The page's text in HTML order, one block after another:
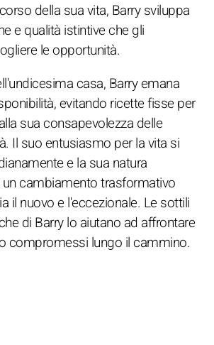
della sua vita, Barry sviluppa
e qualità istintive che gli
le opportunità.
casa, Barry emana
evitando ricette fisse per
sua consapevolezza delle
Il suo entusiasmo per la vita si
e la sua natura
cambiamento trasformativo
il nuovo e l'eccezionale. Le sottili
di Barry lo aiutano ad affrontare
compromessi lungo il cammino.